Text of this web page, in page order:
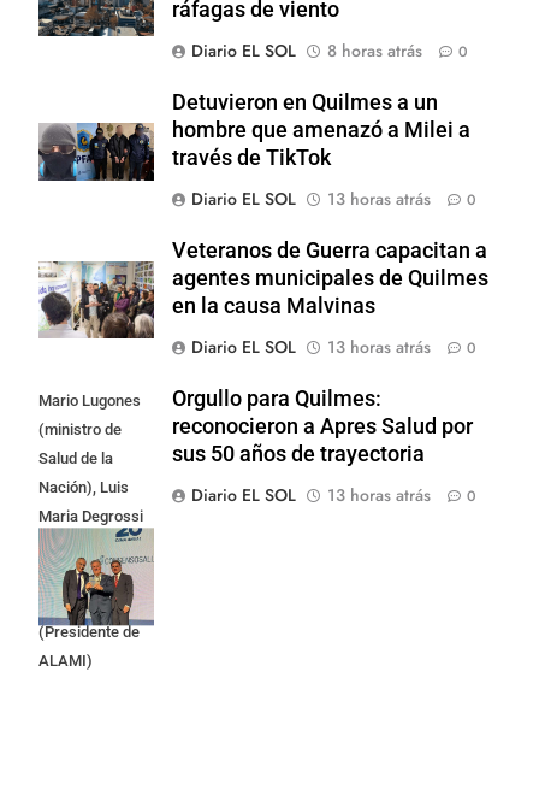
ráfagas de viento
Diario EL SOL
8 horas atrás 0
Detuvieron en Quilmes a un
hombre que amenazó a Milei a
través de TikTok
Diario EL SOL
13 horas atrás 0
Veteranos de Guerra capacitan a
agentes municipales de Quilmes
en la causa Malvinas
Diario EL SOL
13 horas atrás 0
Mario Lugones
(ministro de
Salud de la
Nación), Luis
Maria Degrossi
(Presidente de
Apres Salud) y
Cristian Mazza
(Presidente de
ALAMI)
Orgullo para Quilmes:
reconocieron a Apres Salud por
sus 50 años de trayectoria
Diario EL SOL
13 horas atrás 0